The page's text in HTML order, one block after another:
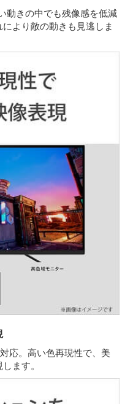
動きの中でも残像感を低減
より敵の動きも見逃しま
応。高い色再現性で、美
ます。